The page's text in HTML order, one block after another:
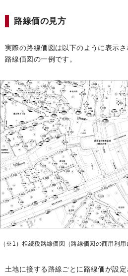
路線価の見方
実際の路線価図は以下のように表示
路線価図の一例です。
（※1）相続税路線価図（路線価図の商用利用
土地に接する路線ごとに路線価が設